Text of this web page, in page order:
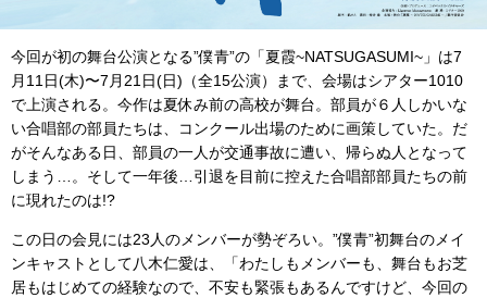
今回が初の舞台公演となる”僕青”の「夏霞~NATSUGASUMI~」は7
月11日(木)〜7月21日(日)（全15公演）まで、会場はシアター1010
で上演される。今作は夏休み前の高校が舞台。部員が６人しかいな
い合唱部の部員たちは、コンクール出場のために画策していた。だ
がそんなある日、部員の一人が交通事故に遭い、帰らぬ人となって
しまう…。そして一年後…引退を目前に控えた合唱部部員たちの前
に現れたのは!?
この日の会見には23人のメンバーが勢ぞろい。”僕青”初舞台のメイ
ンキャストとして八木仁愛は、「わたしもメンバーも、舞台もお芝
居もはじめての経験なので、不安も緊張もあるんですけど、今回の